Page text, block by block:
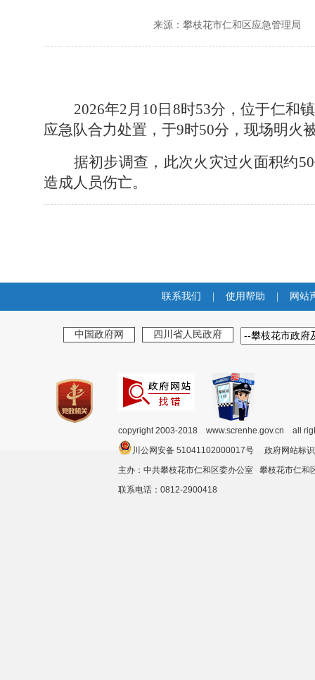
来源： 攀枝花市仁和区应急管理局
2026年2月 10 日 8时53分，位于仁和
应急队合力处置，于9时50分，现场明火
据初步调查，此次火灾过火面积约50
造成人员伤亡。
联系我们 使用帮助 网站
中国政府网 四川省人民政府
copyright 2003-2018 www.screnhe.gov.cn all
川公网安备 51041102000017号 政府网站
主办：中共攀枝花市仁和区委办公室 攀枝花市仁
联系电话：0812-2900418